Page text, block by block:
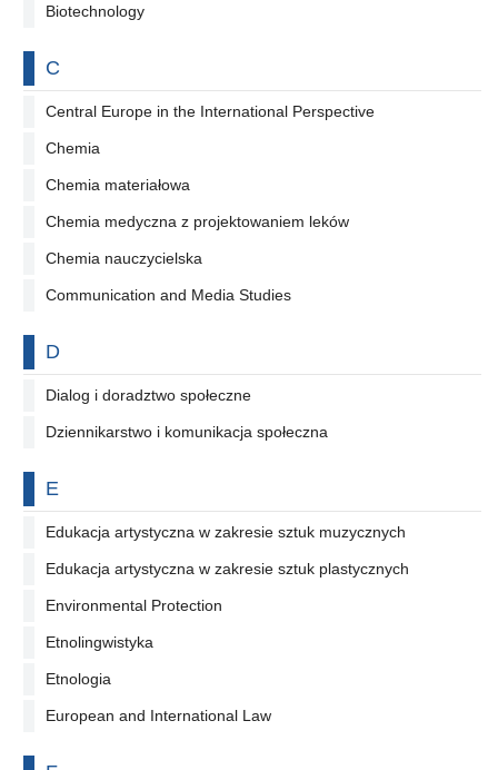
Biotechnology
Na literę
C
Central Europe in the International Perspective
Chemia
Chemia materiałowa
Chemia medyczna z projektowaniem leków
Chemia nauczycielska
Communication and Media Studies
Na literę
D
Dialog i doradztwo społeczne
Dziennikarstwo i komunikacja społeczna
Na literę
E
Edukacja artystyczna w zakresie sztuk muzycznych
Edukacja artystyczna w zakresie sztuk plastycznych
Environmental Protection
Etnolingwistyka
Etnologia
European and International Law